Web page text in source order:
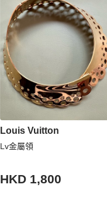
Louis Vuitton
Lv金屬領
HKD 1,800